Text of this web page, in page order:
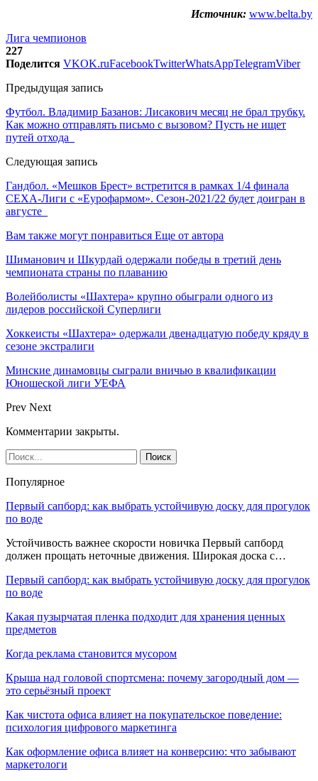
Источник: www.belta.by
Лига чемпионов
227
Поделится VKOK.ruFacebookTwitterWhatsAppTelegramViber
Предыдущая запись
Футбол. Владимир Базанов: Лисакович месяц не брал трубку.
Как можно отправлять письмо с вызовом? Пусть не ищет
путей отхода
Следующая запись
Гандбол. «Мешков Брест» встретится в рамках 1/4 финала
СЕХА-Лиги с «Еурофармом». Сезон-2021/22 будет доигран в
августе
Вам также могут понравиться Еще от автора
Шиманович и Шкурдай одержали победы в третий день
чемпионата страны по плаванию
Волейболисты «Шахтера» крупно обыграли одного из
лидеров российской Суперлиги
Хоккеисты «Шахтера» одержали двенадцатую победу кряду в
сезоне экстралиги
Минские динамовцы сыграли вничью в квалификации
Юношеской лиги УЕФА
Prev Next
Комментарии закрыты.
Популярное
Первый сапборд: как выбрать устойчивую доску для прогулок
по воде
Устойчивость важнее скорости новичка Первый сапборд
должен прощать неточные движения. Широкая доска с…
Первый сапборд: как выбрать устойчивую доску для прогулок
по воде
Какая пузырчатая пленка подходит для хранения ценных
предметов
Когда реклама становится мусором
Крыша над головой спортсмена: почему загородный дом —
это серьёзный проект
Как чистота офиса влияет на покупательское поведение:
психология цифрового маркетинга
Как оформление офиса влияет на конверсию: что забывают
маркетологи